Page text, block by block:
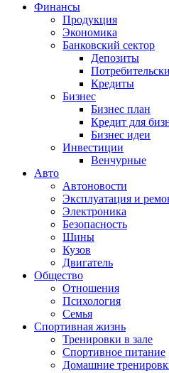
Финансы
Продукция
Экономика
Банковский сектор
Депозиты
Кредиты
Бизнес
Бизнес план
Кредит для
Бизнес идеи
Инвестиции
Венчурные
Авто
Автоновости
Эксплуатация и
Электроника
Безопасность
Шины
Кузов
Двигатель
Общество
Отношения
Психология
Семья
Спортивная жизнь
Тренировки в зале
Спортивное питание
Домашние